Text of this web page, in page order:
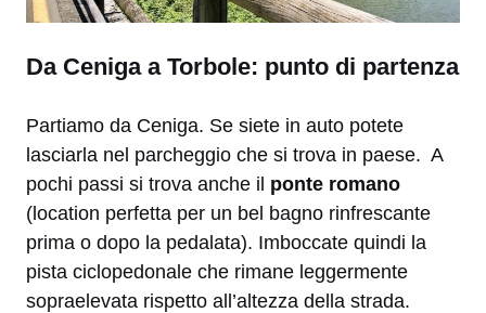
Da Ceniga a Torbole: punto di partenza
Partiamo da Ceniga. Se siete in auto potete
lasciarla nel parcheggio che si trova in paese. A
pochi passi si trova anche il ponte romano
(location perfetta per un bel bagno rinfrescante
prima o dopo la pedalata). Imboccate quindi la
pista ciclopedonale che rimane leggermente
sopraelevata rispetto all’altezza della strada.